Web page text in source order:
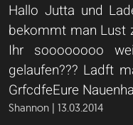
Hallo Jutta und
bekommt man Lust
Ihr soooooooo
gelaufen??? Ladft
GrfcdfeEure
Shannon | 13.03.2014